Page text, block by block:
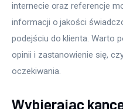
internecie oraz referencje
informacji o jakości
podejściu do klienta. Warto
opinii i zastanowienie się,
oczekiwania.
Wybierając